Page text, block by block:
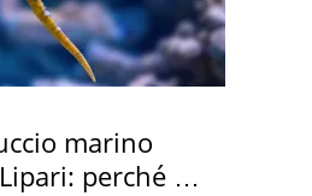
marino
perché è